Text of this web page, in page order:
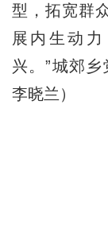
型，拓宽群
展内生动
兴。”城郊
李晓兰）